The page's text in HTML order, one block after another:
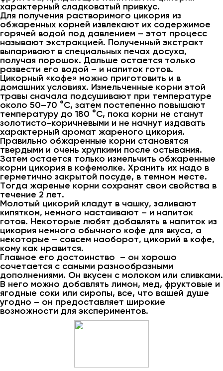
характерный сладковатый привкус.
Для получения растворимого цикория из
обжаренных корней извлекают их содержимое
горячей водой под давлением – этот процесс
называют экстракцией. Полученный экстракт
выпаривают в специальных печах досуха,
получая порошок. Дальше остается только
развести его водой – и напиток готов.
Цикорный «кофе» можно приготовить и в
домашних условиях. Измельченные корни этой
травы сначала подсушивают при температуре
около 50–70 °C, затем постепенно повышают
температуру до 180 °C, пока корни не станут
золотисто-коричневыми и не начнут издавать
характерный аромат жареного цикория.
Правильно обжаренные корни становятся
твердыми и очень хрупкими после остывания.
Затем остается только измельчить обжаренные
корни цикория в кофемолке. Хранить их надо в
герметично закрытой посуде, в темном месте.
Тогда жареные корни сохранят свои свойства в
течение 2 лет.
Молотый цикорий кладут в чашку, заливают
кипятком, немного настаивают – и напиток
готов. Некоторые любят добавлять в напиток из
цикория немного обычного кофе для вкуса, а
некоторые – совсем наоборот, цикорий в кофе,
кому как нравится.
Главное его достоинство – он хорошо
сочетается с самыми разнообразными
дополнениями. Он вкусен с молоком или сливками.
В него можно добавлять лимон, мед, фруктовые и
ягодные соки или сиропы, все, что вашей душе
угодно – он предоставляет широкие
возможности для экспериментов.